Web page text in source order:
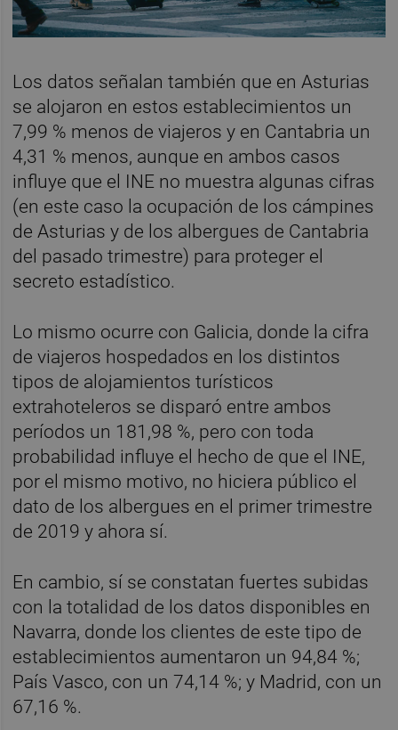
Los datos señalan también que en Asturias
se alojaron en estos establecimientos un
7,99 % menos de viajeros y en Cantabria un
4,31 % menos, aunque en ambos casos
influye que el INE no muestra algunas cifras
(en este caso la ocupación de los cámpines
de Asturias y de los albergues de Cantabria
del pasado trimestre) para proteger el
secreto estadístico.
Lo mismo ocurre con Galicia, donde la cifra
de viajeros hospedados en los distintos
tipos de alojamientos turísticos
extrahoteleros se disparó entre ambos
períodos un 181,98 %, pero con toda
probabilidad influye el hecho de que el INE,
por el mismo motivo, no hiciera público el
dato de los albergues en el primer trimestre
de 2019 y ahora sí.
En cambio, sí se constatan fuertes subidas
con la totalidad de los datos disponibles en
Navarra, donde los clientes de este tipo de
establecimientos aumentaron un 94,84 %;
País Vasco, con un 74,14 %; y Madrid, con un
67,16 %.